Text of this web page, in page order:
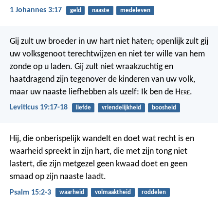
1 Johannes 3:17 geld naaste medeleven
Gij zult uw broeder in uw hart niet haten; openlijk zult gij
uw volksgenoot terechtwijzen en niet ter wille van hem
zonde op u laden. Gij zult niet wraakzuchtig en
haatdragend zijn tegenover de kinderen van uw volk,
maar uw naaste liefhebben als uzelf: Ik ben de Here.
Leviticus 19:17-18 liefde vriendelijkheid boosheid
Hij, die onberispelijk wandelt en doet wat recht is en
waarheid spreekt in zijn hart, die met zijn tong niet
lastert, die zijn metgezel geen kwaad doet en geen
smaad op zijn naaste laadt.
Psalm 15:2-3 waarheid volmaaktheid roddelen